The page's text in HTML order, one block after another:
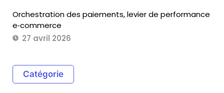
Orchestration des paiements, levier de performance
e‑commerce
27 avril 2026
Catégorie